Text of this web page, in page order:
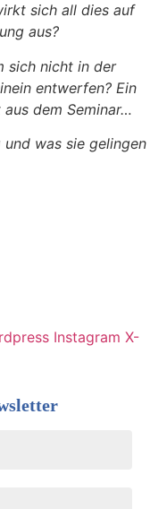
sich all dies auf
aus?
sich nicht in der
entwerfen? Ein
dem Seminar…
was sie gelingen
Instagram X-